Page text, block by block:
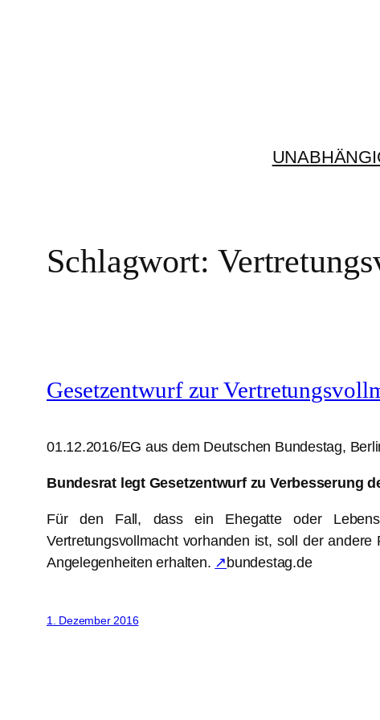
Schlagwort:
Gesetzentwurf zur
01.12.2016/EG aus dem Deutschen Bundestag,
Bundesrat legt Gesetzentwurf zu Verbesserung
Für den Fall, dass ein Ehegatte oder
Vertretungsvollmacht vorhanden ist, soll der
Angelegenheiten erhalten. ↗ bundestag.de
1. Dezember 2016